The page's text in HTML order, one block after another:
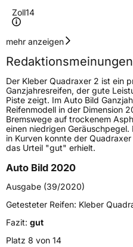
Zoll14
Geschwindigkeitsindex
Höchstgeschwindigkeit
190 km/
Lastindex75
Höchstlast387 kg
Generelle Merkmale
FahrzeugtypPKW
VerwendungGanzjahresreifen
Modellname Quadraxer 2
Fahrzeugart
mehr anzeigen
Der Kleber Quadraxer 2 ist ein
Ganzjahresreifen, der gute
Piste zeigt. Im Auto Bild
Reifenmodell in der Dimension
Bremswege auf trockenem
einen niedrigen
in Kurven konnte der
das Urteil "gut" erhielt.
Auto Bild 2020
Ausgabe (39/2020)
Getesteter Reifen: Kleber
Fazit: gut
Platz 8 von 14